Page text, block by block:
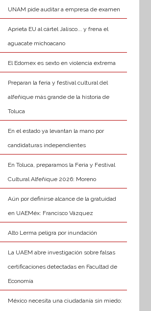
UNAM pide auditar a empresa de examen
Aprieta EU al cártel Jalisco... y frena el
aguacate michoacano
El Edomex es sexto en violencia extrema
Preparan la feria y festival cultural del
alfeñique más grande de la historia de
Toluca
En el estado ya levantan la mano por
candidaturas independientes
En Toluca, preparamos la Feria y Festival
Cultural Alfeñique 2026: Moreno
Aún por definirse alcance de la gratuidad
en UAEMéx: Francisco Vázquez
Alto Lerma peligra por inundación
La UAEM abre investigación sobre falsas
certificaciones detectadas en Facultad de
Economía
México necesita una ciudadanía sin miedo: